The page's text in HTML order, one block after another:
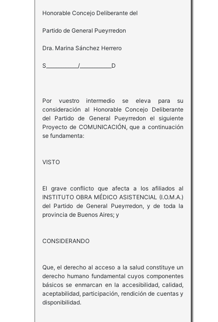
Honorable Concejo Deliberante del
Partido de General Pueyrredon
Dra. Marina Sánchez Herrero
S_____________/_____________D
Por vuestro intermedio se eleva para su
consideración al Honorable Concejo Deliberante
del Partido de General Pueyrredon el siguiente
Proyecto de COMUNICACIÓN, que a continuación
se fundamenta:
VISTO
El grave conflicto que afecta a los afiliados al
INSTITUTO OBRA MÉDICO ASISTENCIAL (I.O.M.A.)
del Partido de General Pueyrredon, y de toda la
provincia de Buenos Aires; y
CONSIDERANDO
Que, el derecho al acceso a la salud constituye un
derecho humano fundamental cuyos componentes
básicos se enmarcan en la accesibilidad, calidad,
aceptabilidad, participación, rendición de cuentas y
disponibilidad.